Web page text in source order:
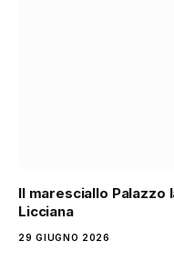
Il maresciallo Palazzo
Licciana
29 GIUGNO 2026